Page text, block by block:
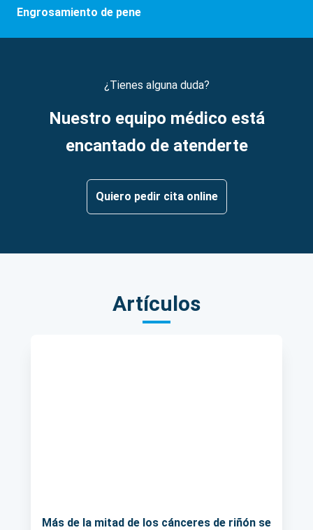
Engrosamiento de pene
¿Tienes alguna duda?
Nuestro equipo médico está
encantado de atenderte
Quiero pedir cita online
Artículos
Más de la mitad de los cánceres de riñón se